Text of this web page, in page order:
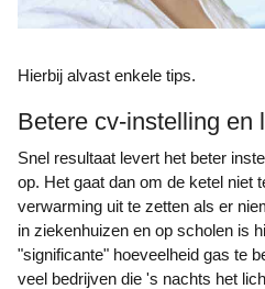
Hierbij alvast enkele tips.
Betere cv-instelling en
Snel resultaat levert het beter instellen van warmte-installaties
op. Het gaat dan om de ketel niet
verwarming uit te zetten als er
in ziekenhuizen en op scholen is
"significante" hoeveelheid gas te
veel bedrijven die 's nachts het